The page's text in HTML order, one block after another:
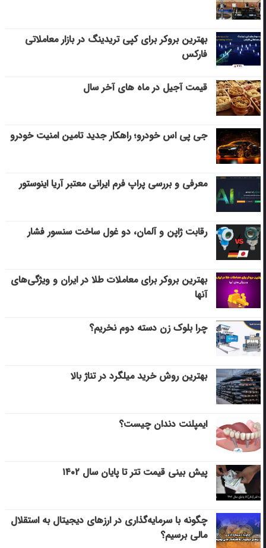
بهترین بروکر برای کپی‌ تریدینگ در بازار معاملاتی
فارکس
قیمت آجیل در ماه های آخر سال
جی پی اس خودرو؛ راهکار جدید تامین امنیت خودرو
معرفی و بررسی پراپ فرم ایرانی معتبر آریا اینوستور
رقابت ژاپن و آلمان، دو غول ساخت سنسور فشار
بهترین بروکر برای معاملات طلا در ایران و ویژگی‌های
آنها
چرا بلوک زن دسته دوم نخریم؟
بهترین روش خرید میلگرد در تناژ بالا
ایمپلنت دندان چیست؟
پیش بینی قیمت تتر تا پایان سال ۱۴۰۲
چگونه با سرمایه‌گذاری در ارزهای دیجیتال به استقلال
مالی برسیم؟